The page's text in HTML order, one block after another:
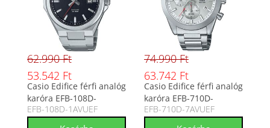
62.990 Ft
53.542 Ft
Casio Edifice férfi analóg
karóra EFB-108D-
1AVUEF
EFB-108D-1AVUEF
74.990 Ft
63.742 Ft
Casio Edifice férfi analóg
karóra EFB-710D-
7AVUEF
EFB-710D-7AVUEF